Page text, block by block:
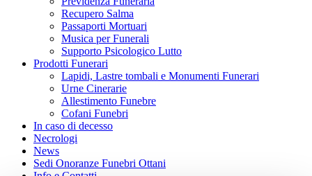
Recupero Salma
Passaporti Mortuari
Musica per Funerali
Supporto Psicologico Lutto
Prodotti Funerari
Lapidi, Lastre tombali e Monumenti Funerari
Urne Cinerarie
Allestimento Funebre
Cofani Funebri
In caso di decesso
Necrologi
News
Sedi Onoranze Funebri Ottani